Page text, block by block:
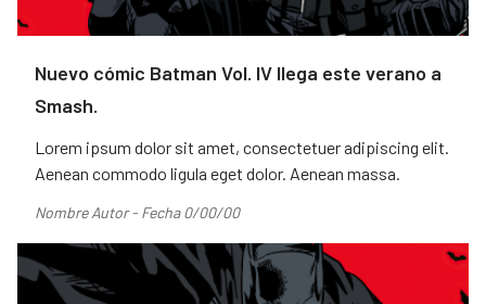
Nuevo cómic Batman Vol. IV llega este verano a
Smash.
Lorem ipsum dolor sit amet, consectetuer adipiscing elit.
Aenean commodo ligula eget dolor. Aenean massa.
Nombre Autor - Fecha 0/00/00